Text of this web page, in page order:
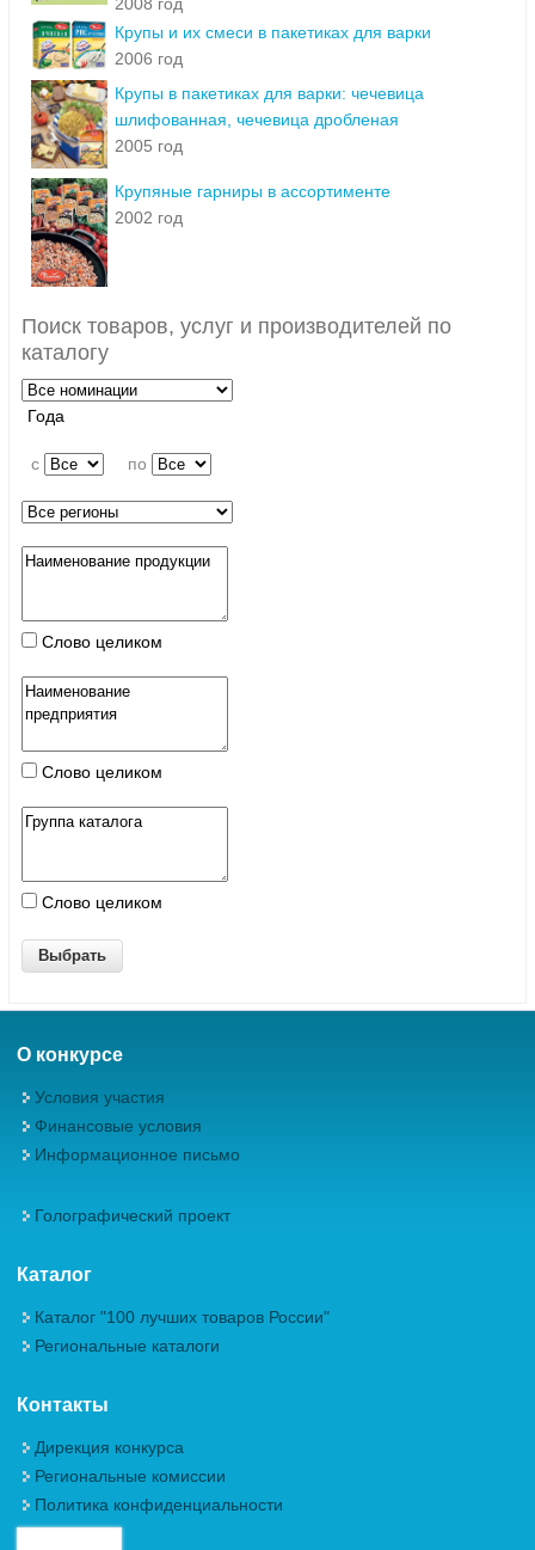
2008 год
Крупы и их смеси в пакетиках для варки
2006 год
Крупы в пакетиках для варки: чечевица
шлифованная, чечевица дробленая
2005 год
Крупяные гарниры в ассортименте
2002 год
Поиск товаров, услуг и производителей по
каталогу
Года
c по
Слово целиком
Слово целиком
Слово целиком
О конкурсе
Условия участия
Финансовые условия
Информационное письмо
Голографический проект
Каталог
Каталог "100 лучших товаров России"
Региональные каталоги
Контакты
Дирекция конкурса
Региональные комиссии
Политика конфиденциальности